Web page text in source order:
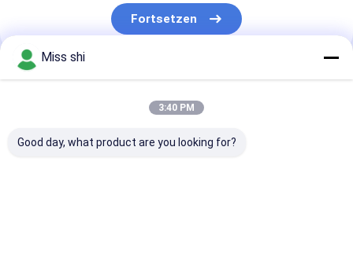
Magnesium-Legierungsbarren
Magnesium-Schweißens-Draht
Legierung des Magnesiums seltene Erd
Fortsetzen
Unsere Kategorien
Miss shi
3:40 PM
Good day, what product are you looking for?